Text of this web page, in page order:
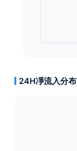
24H凈流入分布